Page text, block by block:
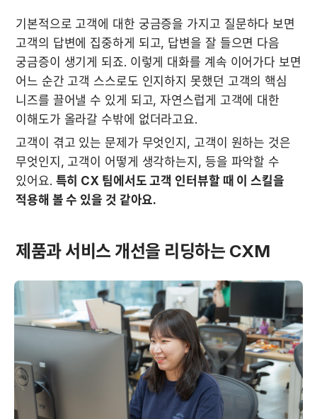
기본적으로 고객에 대한 궁금증을 가지고 질문하다 보면
고객의 답변에 집중하게 되고, 답변을 잘 들으면 다음
궁금증이 생기게 되죠. 이렇게 대화를 계속 이어가다 보면
어느 순간 고객 스스로도 인지하지 못했던 고객의 핵심
니즈를 끌어낼 수 있게 되고, 자연스럽게 고객에 대한
이해도가 올라갈 수밖에 없더라고요.
고객이 겪고 있는 문제가 무엇인지, 고객이 원하는 것은
무엇인지, 고객이 어떻게 생각하는지, 등을 파악할 수
있어요. 특히 CX 팀에서도 고객 인터뷰할 때 이 스킬을
적용해 볼 수 있을 것 같아요.
제품과 서비스 개선을 리딩하는 CXM